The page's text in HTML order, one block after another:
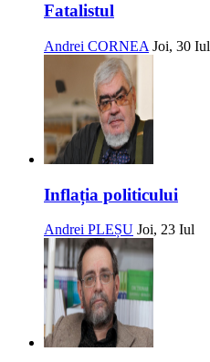
Fatalistul
Andrei CORNEA Joi, 30 Iul
Inflația politicului
Andrei PLEȘU Joi, 23 Iul